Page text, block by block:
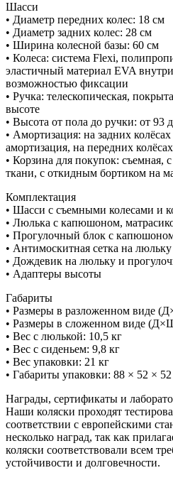
Шасси
• Диаметр передних колес: 18 см
• Диаметр задних колес: 28 см
• Ширина колесной базы: 60 см
• Колеса: cистема Flexi,
эластичный материал EVA
возможностью фиксации
• Ручка: телескопическая,
высоте
• Высота от пола до ручки: от 93
• Амортизация: на задних
амортизация, на передних
• Корзина для покупок: съемная,
ткани, с откидным бортиком на
Комплектация
• Шасси с съемными колесами и
• Люлька с капюшоном,
• Прогулочный блок с
• Антимоскитная сетка на
• Дождевик на люльку и
• Адаптеры высоты
Габариты
• Размеры в разложенном виде
• Размеры в сложенном виде
• Вес с люлькой: 10,5 кг
• Вес с сиденьем: 9,8 кг
• Вес упаковки: 21 кг
• Габариты упаковки: 88 × 52 ×
Награды, сертификаты и
Наши коляски проходят
соответствии с европейскими
несколько наград, так как
коляски соответствовали всем
устойчивости и долговечности.